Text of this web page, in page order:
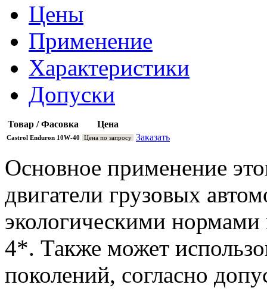
Цены
Применение
Характеристики
Допуски
Товар / Фасовка Цена
Castrol Enduron 10W-40 Цена по запросу Заказать
Основное применение
двигатели грузовых
экологическими
4*. Также может
поколений, согласно